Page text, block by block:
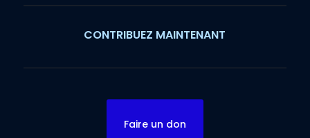
CONTRIBUEZ MAINTENANT
Faire un don